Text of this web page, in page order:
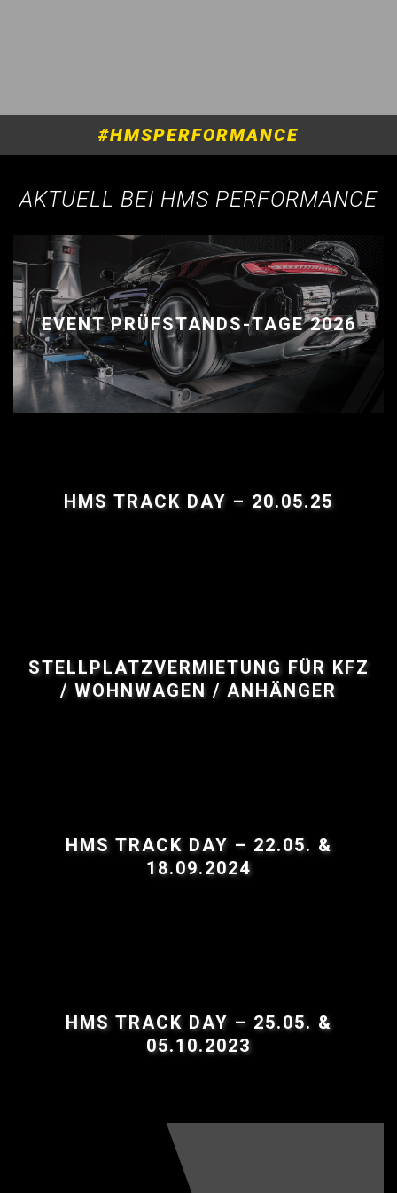
#HMSPERFORMANCE
AKTUELL BEI HMS PERFORMANCE
EVENT PRÜFSTANDS-TAGE 2026
HMS TRACK DAY – 20.05.25
STELLPLATZVERMIETUNG FÜR KFZ
/ WOHNWAGEN / ANHÄNGER
HMS TRACK DAY – 22.05. &
18.09.2024
HMS TRACK DAY – 25.05. &
05.10.2023